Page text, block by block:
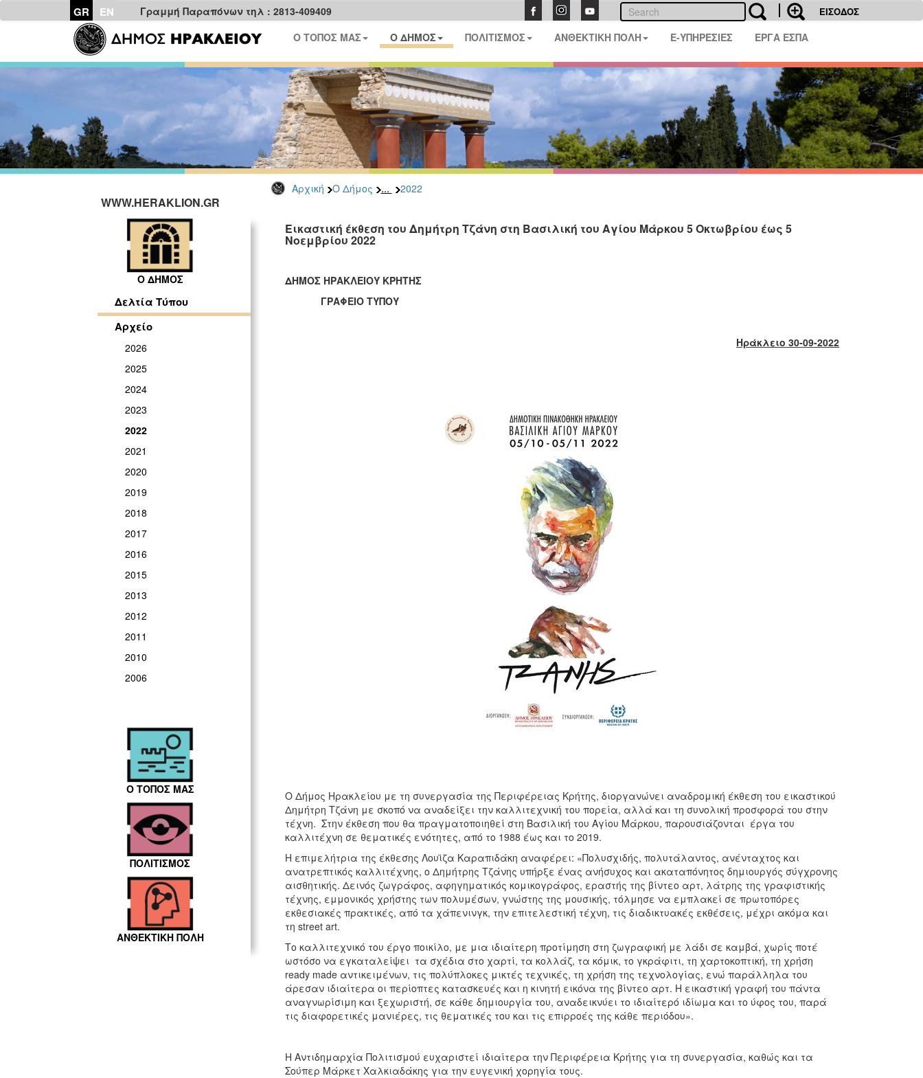
GR EN Γραμμή Παραπόνων τηλ : 2813-409409 ΕΙΣΟΔΟΣ
Ο ΤΟΠΟΣ ΜΑΣ Ο ΔΗΜΟΣ ΠΟΛΙΤΙΣΜΟΣ ΑΝΘΕΚΤΙΚΗ ΠΟΛΗ E-ΥΠΗΡΕΣΙΕΣ ΕΡΓΑ ΕΣΠΑ
Αρχική Ο Δήμος ... 2022
WWW.HERAKLION.GR
Ο ΔΗΜΟΣ
Δελτία Τύπου
Αρχείο
2026
2025
2024
2023
2022
2021
2020
2019
2018
2017
2016
2015
2013
2012
2011
2010
2006
Ο ΤΟΠΟΣ ΜΑΣ
ΠΟΛΙΤΙΣΜΟΣ
ΑΝΘΕΚΤΙΚΗ ΠΟΛΗ
Εικαστική έκθεση του Δημήτρη Τζάνη στη Βασιλική του Αγίου Μάρκου 5 Οκτωβρίου έως 5
Νοεμβρίου 2022
ΔΗΜΟΣ ΗΡΑΚΛΕΙΟΥ ΚΡΗΤΗΣ
ΓΡΑΦΕΙΟ ΤΥΠΟΥ
Ηράκλειο 30-09-2022
Ο Δήμος Ηρακλείου με τη συνεργασία της Περιφέρειας Κρήτης, διοργανώνει αναδρομική έκθεση του εικαστικού
Δημήτρη Τζάνη με σκοπό να αναδείξει την καλλιτεχνική του πορεία, αλλά και τη συνολική προσφορά του στην
τέχνη. Στην έκθεση που θα πραγματοποιηθεί στη Βασιλική του Αγίου Μάρκου, παρουσιάζονται έργα του
καλλιτέχνη σε θεματικές ενότητες, από το 1988 έως και το 2019.
Η επιμελήτρια της έκθεσης Λουϊζα Καραπιδάκη αναφέρει: «Πολυσχιδής, πολυτάλαντος, ανένταχτος και
ανατρεπτικός καλλιτέχνης, ο Δημήτρης Τζάνης υπήρξε ένας ανήσυχος και ακαταπόνητος δημιουργός σύγχρονης
αισθητικής. Δεινός ζωγράφος, αφηγηματικός κομικογράφος, εραστής της βίντεο αρτ, λάτρης της γραφιστικής
τέχνης, εμμονικός χρήστης των πολυμέσων, γνώστης της μουσικής, τόλμησε να εμπλακεί σε πρωτοπόρες
εκθεσιακές πρακτικές, από τα χάπενινγκ, την επιτελεστική τέχνη, τις διαδικτυακές εκθέσεις, μέχρι ακόμα και
τη street art.
Το καλλιτεχνικό του έργο ποικίλο, με μια ιδιαίτερη προτίμηση στη ζωγραφική με λάδι σε καμβά, χωρίς ποτέ
ωστόσο να εγκαταλείψει τα σχέδια στο χαρτί, τα κολλάζ, τα κόμικ, το γκράφιτι, τη χαρτοκοπτική, τη χρήση
ready made αντικειμένων, τις πολύπλοκες μικτές τεχνικές, τη χρήση της τεχνολογίας, ενώ παράλληλα του
άρεσαν ιδιαίτερα οι περίοπτες κατασκευές και η κινητή εικόνα της βίντεο αρτ. Η εικαστική γραφή του πάντα
αναγνωρίσιμη και ξεχωριστή, σε κάθε δημιουργία του, αναδεικνύει το ιδιαίτερό ιδίωμα και το ύφος του, παρά
τις διαφορετικές μανιέρες, τις θεματικές του και τις επιρροές της κάθε περιόδου».
Η Αντιδημαρχία Πολιτισμού ευχαριστεί ιδιαίτερα την Περιφέρεια Κρήτης για τη συνεργασία, καθώς και τα
Σούπερ Μάρκετ Χαλκιαδάκης για την ευγενική χορηγία τους.